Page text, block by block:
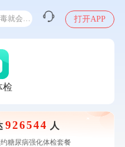
查
打开APP
检
926544 人
本堂阿胶糕传统口味400g
约了青年白领男套餐
了青年白领男套餐
了青年白领男套餐
环球旅行转换器—L07
预约了心脏病套餐
糖尿病强化体检套餐